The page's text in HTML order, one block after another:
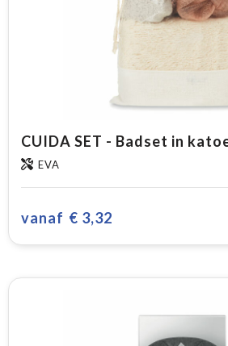
CUIDA SET - Badset in
EVA
vanaf € 3,32